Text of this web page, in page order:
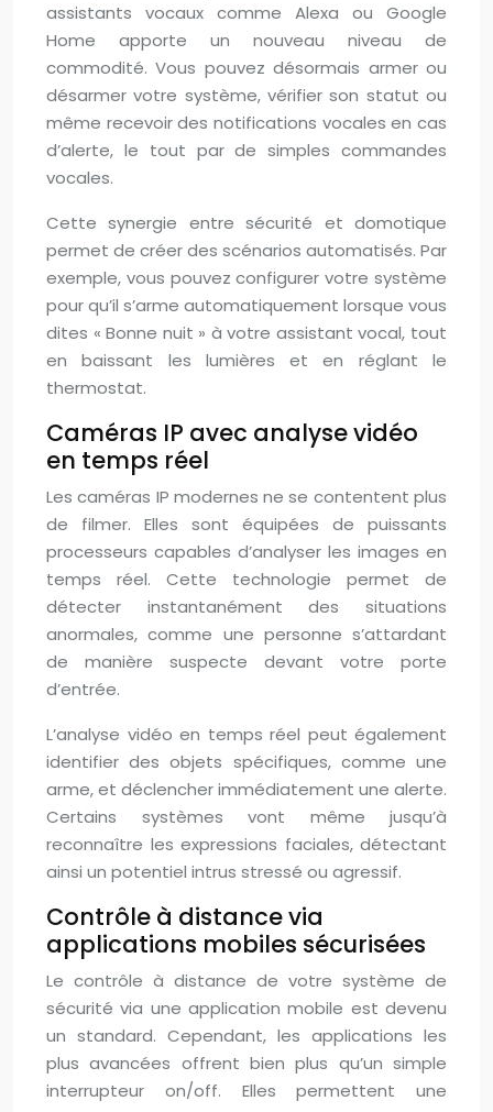
assistants vocaux comme Alexa ou Google
Home apporte un nouveau niveau de
commodité. Vous pouvez désormais armer ou
désarmer votre système, vérifier son statut ou
même recevoir des notifications vocales en cas
d’alerte, le tout par de simples commandes
vocales.
Cette synergie entre sécurité et domotique
permet de créer des scénarios automatisés. Par
exemple, vous pouvez configurer votre système
pour qu’il s’arme automatiquement lorsque vous
dites « Bonne nuit » à votre assistant vocal, tout
en baissant les lumières et en réglant le
thermostat.
Caméras IP avec analyse vidéo
en temps réel
Les caméras IP modernes ne se contentent plus
de filmer. Elles sont équipées de puissants
processeurs capables d’analyser les images en
temps réel. Cette technologie permet de
détecter instantanément des situations
anormales, comme une personne s’attardant
de manière suspecte devant votre porte
d’entrée.
L’analyse vidéo en temps réel peut également
identifier des objets spécifiques, comme une
arme, et déclencher immédiatement une alerte.
Certains systèmes vont même jusqu’à
reconnaître les expressions faciales, détectant
ainsi un potentiel intrus stressé ou agressif.
Contrôle à distance via
applications mobiles sécurisées
Le contrôle à distance de votre système de
sécurité via une application mobile est devenu
un standard. Cependant, les applications les
plus avancées offrent bien plus qu’un simple
interrupteur on/off. Elles permettent une